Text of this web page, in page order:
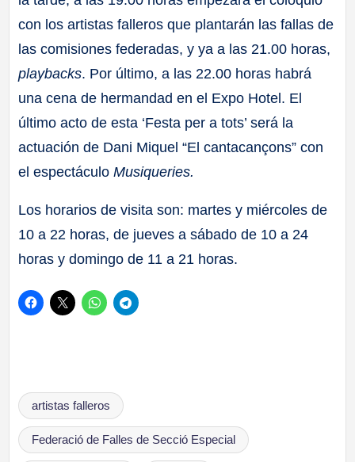
con los artistas falleros que plantarán las fallas de
las comisiones federadas, y ya a las 21.00 horas,
playbacks. Por último, a las 22.00 horas habrá
una cena de hermandad en el Expo Hotel. El
último acto de esta ‘Festa per a tots’ será la
actuación de Dani Miquel “El cantacançons” con
el espectáculoMusiqueries.
Los horarios de visita son: martes y miércoles de
10 a 22 horas, de jueves a sábado de 10 a 24
horas y domingo de 11 a 21 horas.
Etiquetas:
artistas falleros
Federació de Falles de Secció Especial